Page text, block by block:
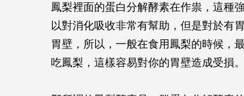
鳳梨裡面的蛋白分解酵素在作祟，這種
以對消化吸收非常有幫助，但是對於有
胃壁，所以，一般在食用鳳梨的時候，
吃鳳梨，這樣容易對你的胃壁造成受損。